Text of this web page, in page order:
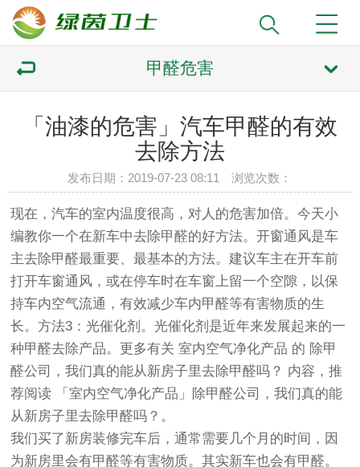
甲醛危害
「油漆的危害」汽车甲醛的有效
去除方法
发布日期：2019-07-23 08:11 浏览次数：
现在，汽车的室内温度很高，对人的危害加倍。今天小
编教你一个在新车中去除甲醛的好方法。开窗通风是车
主去除甲醛最重要、最基本的方法。建议车主在开车前
打开车窗通风，或在停车时在车窗上留一个空隙，以保
持车内空气流通，有效减少车内甲醛等有害物质的生
长。方法3：光催化剂。光催化剂是近年来发展起来的一
种甲醛去除产品。更多有关室内空气净化产品 的 除甲
醛公司，我们真的能从新房子里去除甲醛吗？ 内容，推
荐阅读
「室内空气净化产品」除甲醛公司，我们真的能
从新房子里去除甲醛吗？ 。
我们买了新房装修完车后，通常需要几个月的时间，因
为新房里会有甲醛等有害物质。其实新车也会有甲醛。